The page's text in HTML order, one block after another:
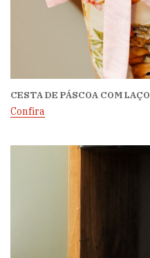
CESTA DE PÁSCOA COM LAÇO
Confira